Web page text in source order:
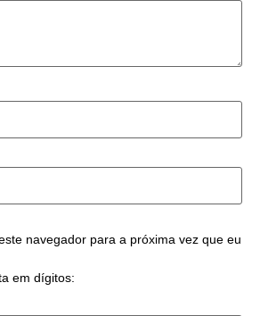
navegador para a próxima vez que eu
em dígitos: